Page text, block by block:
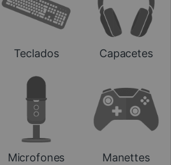
Teclados Capacetes
Microfones Manettes